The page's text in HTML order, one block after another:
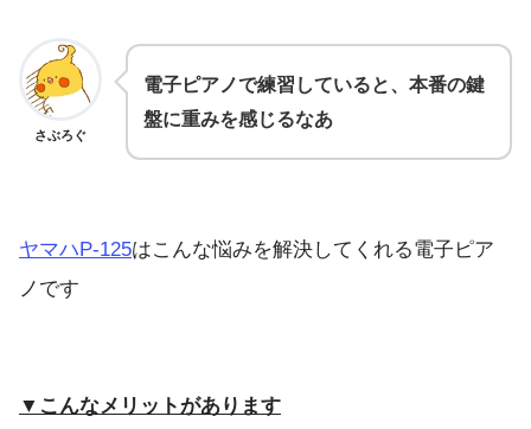
さぶろぐ
電子ピアノで練習していると、本番の鍵
盤に重みを感じるなあ
ヤマハP-125はこんな悩みを解決してくれる電子ピア
ノです
▼こんなメリットがあります